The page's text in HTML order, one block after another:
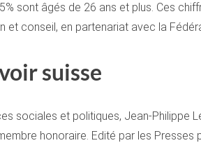
sont âgés de 26 ans et plus. Ces
et conseil, en partenariat avec la
suisse
sociales et politiques, Jean-Philippe
honoraire. Edité par les